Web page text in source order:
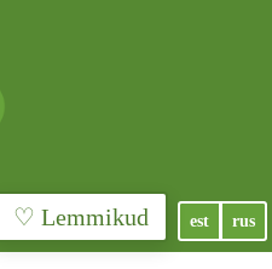
♡ Lemmikud est rus